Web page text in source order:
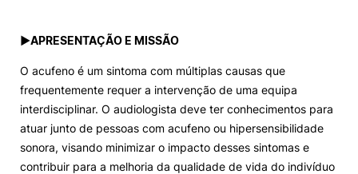
►APRESENTAÇÃO E MISSÃO
O acufeno é um sintoma com múltiplas causas que
frequentemente requer a intervenção de uma equipa
interdisciplinar. O audiologista deve ter conhecimentos para
atuar junto de pessoas com acufeno ou hipersensibilidade
sonora, visando minimizar o impacto desses sintomas e
contribuir para a melhoria da qualidade de vida do indivíduo